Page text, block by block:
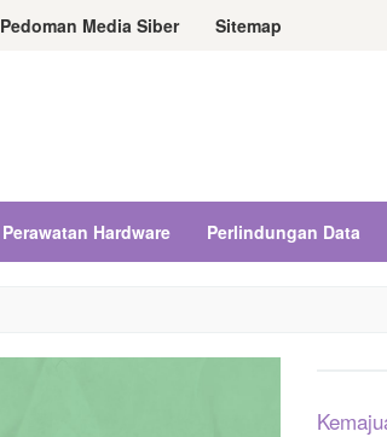
Pedoman Media Siber Sitemap
Perawatan Hardware Perlindungan Data